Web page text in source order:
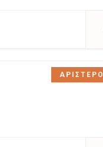
ΑΡΙΣΤΕΡΟ